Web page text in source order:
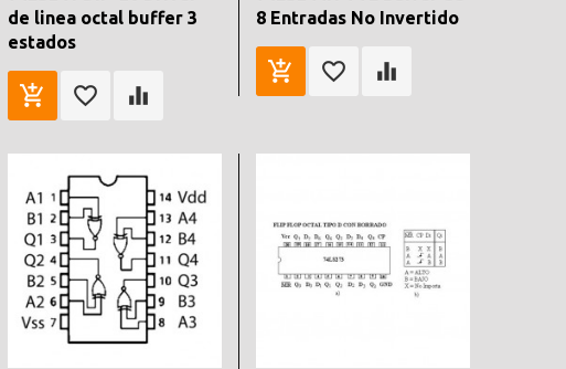
de linea octal buffer 3
estados
8 Entradas No Invertido